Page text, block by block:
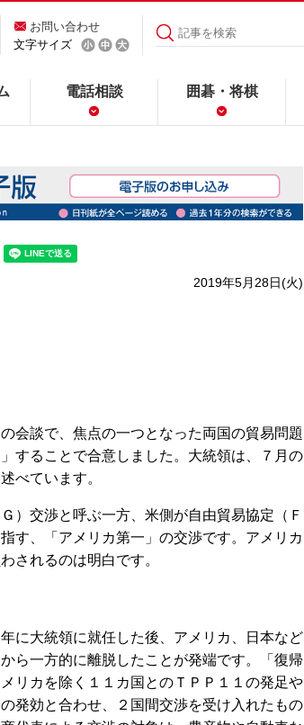
お問い合わせ
文字サイズ
電話相談 囲碁・将棋
2019年5月28日(火)
会談で、焦点の一つとなった両国の貿易問題
することで合意しました。大統領は、７月の
べています。
）交渉と呼ぶ一方、米側が自由貿易協定（Ｆ
す、「アメリカ第一」の交渉です。アメリカ
されるのは明白です。
に大統領に就任した後、アメリカ、日本など
ら一方的に離脱したことが発端です。「復帰
リカを除く１１カ国とのＴＰＰ１１の発足や
発効と合わせ、２国間交渉を受け入れたもの